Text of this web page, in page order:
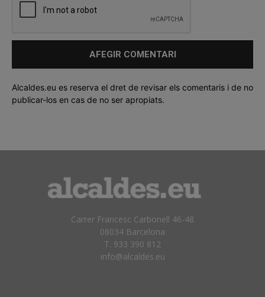
Alcaldes.eu es reserva el dret de revisar els comentaris i de no
publicar-los en cas de no ser apropiats.
Carrer Francesc Carbonell 46-48
08034 Barcelona
T. 933 390 812
info@alcaldes.eu